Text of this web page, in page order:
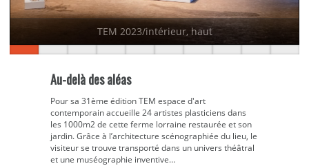
TEM 2023/intérieur, haut
Au-delà des aléas
Pour sa 31ème édition TEM espace d'art
contemporain accueille 24 artistes plasticiens dans
les 1000m2 de cette ferme lorraine restaurée et son
jardin. Grâce à l’architecture scénographiée du lieu, le
visiteur se trouve transporté dans un univers théâtral
et une muséographie inventive…